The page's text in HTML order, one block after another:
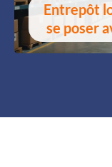
Entrepôt
se poser